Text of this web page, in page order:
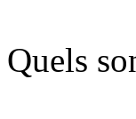
Quels